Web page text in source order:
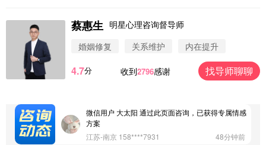
蔡惠生 明星心理咨询督导师
婚姻修复
关系维护 内在提升
4.7分 收到2796感谢 找导师聊聊
浙江-杭州 183****4847
微信用户 Vnno 通过此页面咨询，已获得专属情感方
案
微信用户 大太阳 通过此页面咨询，已获得专属情感
微信用户 安康 通过此页面咨询，已获得专属情感方
案
四川-成都 136****6402
5分钟前